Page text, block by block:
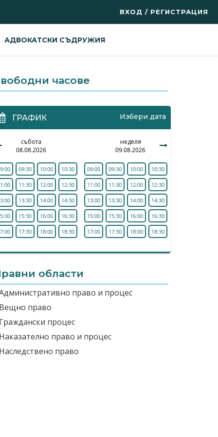
ВХОД / РЕГИСТРАЦИЯ
АДВОКАТСКИ СЪДРУЖИЯ
часове
ГРАФИК Избери дата
събота
08.08.2026
09:30 10:00 10:30
11:30 12:00 12:30
13:30 14:00 14:30
15:30 16:00 16:30
17:30 18:00 18:30
неделя
09.08.2026
09:00 09:30 10:00 10:30
11:00 11:30 12:00 12:30
13:00 13:30 14:00 14:30
15:00 15:30 16:00 16:30
17:00 17:30 18:00 18:30
области
право и процес
право
процес
право и процес
право